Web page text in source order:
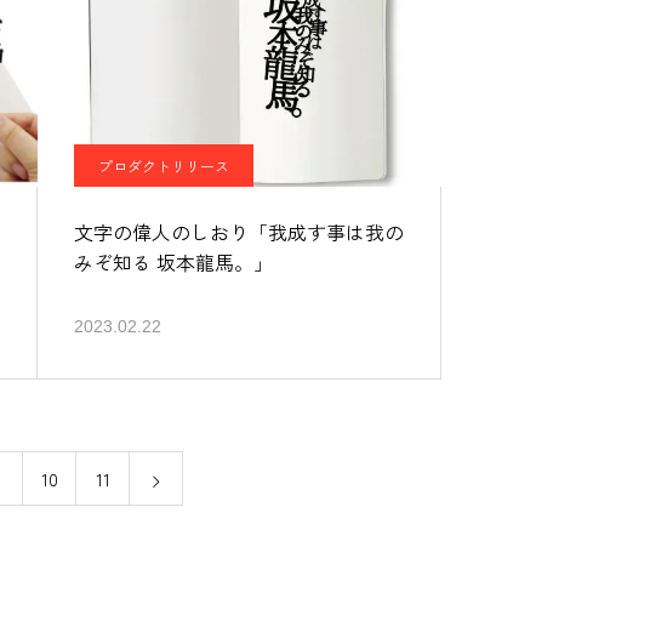
プロダクトリリース
文字の偉人のしおり「我成す事は我の
みぞ知る 坂本龍馬。」
2023.02.22
10 11